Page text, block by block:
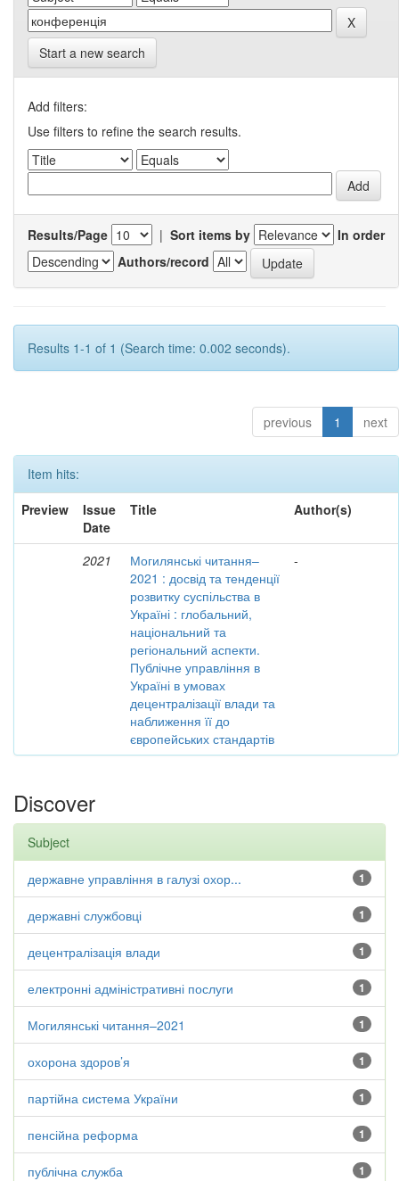
Start a new search
Add filters:
Use filters to refine the search results.
Results/Page | Sort items by
In order
Authors/record
Results 1-1 of 1 (Search time: 0.002 seconds).
previous 1 next
Item hits:
Preview
Issue
Date
Title Author(s)
2021
Могилянські читання–
2021 : досвід та тенденції
розвитку суспільства в
Україні : глобальний,
національний та
регіональний аспекти.
Публічне управління в
Україні в умовах
децентралізації влади та
наближення її до
європейських стандартів
-
Discover
Subject
1
державне управління в галузі охор...
1
державні службовці
1
децентралізація влади
1
електронні адміністративні послуги
1
Могилянські читання–2021
1
охорона здоров’я
1
партійна система України
1
пенсійна реформа
1
публічна служба